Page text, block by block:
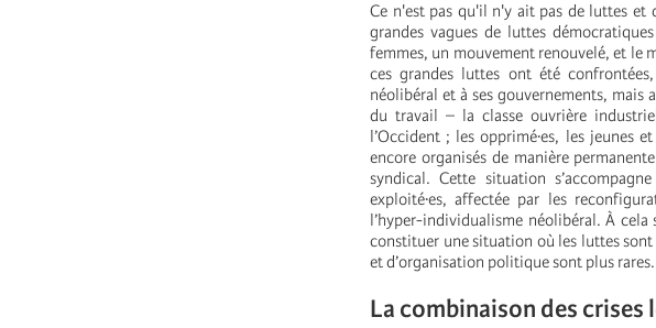
Ce n'est pas qu'il n'y ait pas de luttes et
grandes vagues de luttes
femmes, un mouvement renouvelé, et le
ces grandes luttes ont été
néolibéral et à ses gouvernements,
du travail – la classe ouvrière
l’Occident ; les opprimé·es, les jeunes
encore organisés de manière
syndical. Cette situation
exploité·es, affectée par les
l’hyper-individualisme néolibéral. À
constituer une situation où les luttes
et d’organisation politique sont plus rares.
La combinaison des crises